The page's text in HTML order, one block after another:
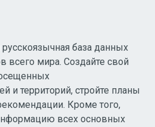
база данных
всего мира. Создайте свой
и территорий, стройте планы
Кроме того,
всех основных